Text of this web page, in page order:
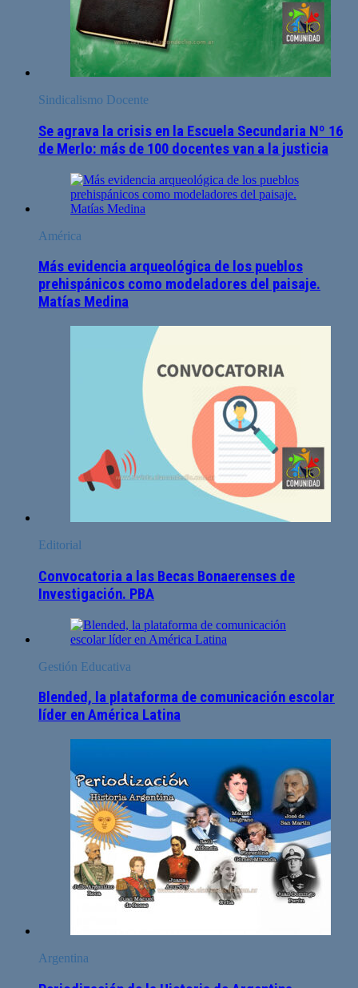
Sindicalismo Docente
Se agrava la crisis en la Escuela Secundaria Nº 16
de Merlo: más de 100 docentes van a la justicia
América
Más evidencia arqueológica de los pueblos
prehispánicos como modeladores del paisaje.
Matías Medina
Editorial
Convocatoria a las Becas Bonaerenses de
Investigación. PBA
Gestión Educativa
Blended, la plataforma de comunicación escolar
líder en América Latina
Argentina